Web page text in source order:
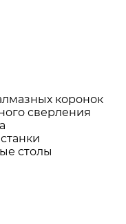
коронок
сверления
столы